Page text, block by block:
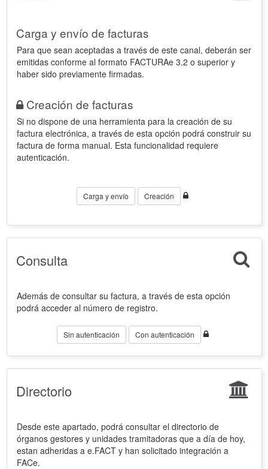
Carga y envío de facturas
Para que sean aceptadas a través de este canal, deberán ser
emitidas conforme al formato FACTURAe 3.2 o superior y
haber sido previamente firmadas.
Creación de facturas
Si no dispone de una herramienta para la creación de su
factura electrónica, a través de esta opción podrá construir su
factura de forma manual. Esta funcionalidad requiere
autenticación.
Carga y envío Creación
Consulta
Además de consultar su factura, a través de esta opción
podrá acceder al número de registro.
Sin autenticación Con autenticación
Directorio
Desde este apartado, podrá consultar el directorio de
órganos gestores y unidades tramitadoras que a día de hoy,
estan adheridas a e.FACT y han solicitado integración a
FACe.